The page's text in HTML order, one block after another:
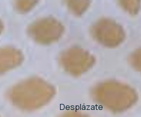
Desplázate